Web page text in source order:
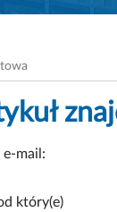
e-mail:
który(e)